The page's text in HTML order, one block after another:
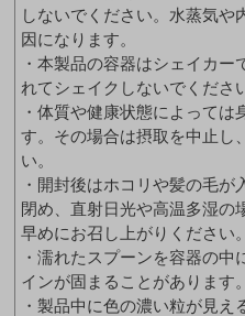
しないでください。水蒸気や
因になります。
・本製品の容器はシェイカー
れてシェイクしないでくださ
・体質や健康状態によっては
す。その場合は摂取を中止し
い。
・開封後はホコリや髪の毛が
閉め、直射日光や高温多湿の
早めにお召し上がりください。
・濡れたスプーンを容器の
インが固まることがあります。
・製品中に色の濃い粒が見